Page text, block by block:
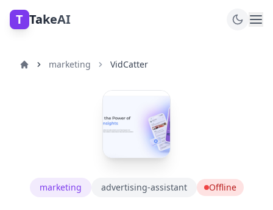
T TakeAI
marketing VidCatter
marketing advertising-assistant Offline